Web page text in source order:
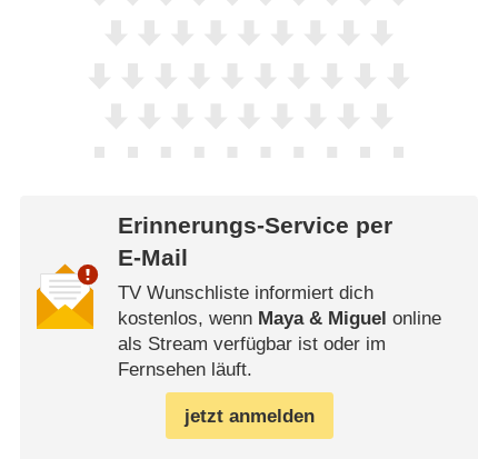
Erinnerungs-Service per
E-Mail
TV Wunschliste informiert dich
kostenlos, wenn Maya & Miguel online
als Stream verfügbar ist oder im
Fernsehen läuft.
jetzt anmelden